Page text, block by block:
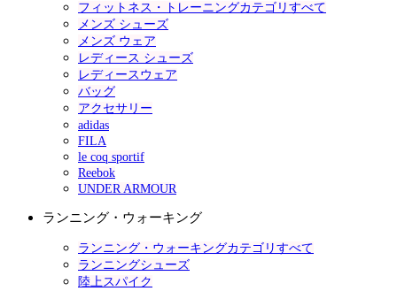
フィットネス・トレーニングカテゴリすべて
メンズ シューズ
メンズ ウェア
レディース シューズ
レディースウェア
バッグ
アクセサリー
adidas
FILA
le coq sportif
Reebok
UNDER ARMOUR
ランニング・ウォーキング
ランニング・ウォーキングカテゴリすべて
ランニングシューズ
陸上スパイク